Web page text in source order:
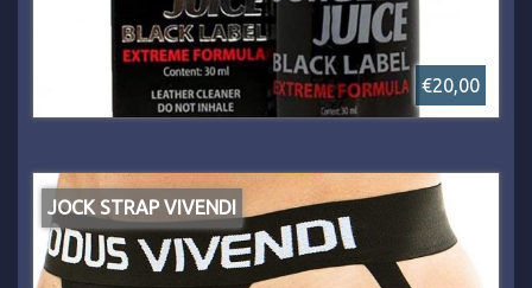
€20,00
JOCK STRAP VIVENDI